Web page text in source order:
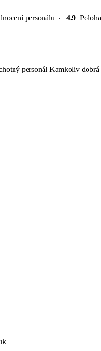
personálu 4.9 Poloha
Menší výběr jídel při polopenzi Ochotný